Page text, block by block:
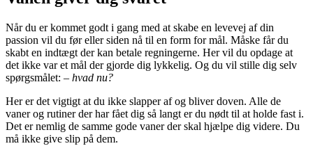
Når du er kommet godt i gang med at skabe en levevej af din
passion vil du før eller siden nå til en form for mål. Måske får du
skabt en indtægt der kan betale regningerne. Her vil du opdage at
det ikke var et mål der gjorde dig lykkelig. Og du vil stille dig selv
spørgsmålet: – hvad nu?
Her er det vigtigt at du ikke slapper af og bliver doven. Alle de
vaner og rutiner der har fået dig så langt er du nødt til at holde fast i.
Det er nemlig de samme gode vaner der skal hjælpe dig videre. Du
må ikke give slip på dem.